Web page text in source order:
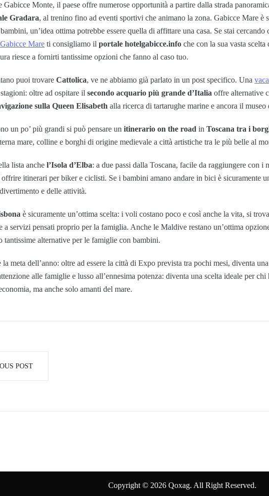
Gabicce Monte, il paese offre numerose opportunità a partire dalla strada
Gradara, al trenino fino ad eventi sportivi che animano la zona. Gabicce Mare è
un’idea ottima potrebbe essere quella di affittare una casa. Se stai cercando
Mare ti consigliamo il portale hotelgabicce.info che con la sua vasta scelta
riesce a fornirti tantissime opzioni che fanno al caso tuo.
puoi trovare Cattolica, ve ne abbiamo già parlato in un post specifico. Una
oltre ad ospitare il secondo acquario più grande d’Italia offre alternative
sulla Queen Elisabeth alla ricerca di tartarughe marine e ancora il museo
un po’ più grandi si può pensare un itinerario on the road in Toscana tra i
mare, colline e borghi di origine medievale a città artistiche tra le più belle al
lista anche l’Isola d’Elba: a due passi dalla Toscana, facile da raggiungere con i
itinerari per biker e ciclisti. Se i bambini amano andare in bici è sicuramente
e delle attività.
è sicuramente un’ottima scelta: i voli costano poco e così anche la vita, si
a servizi pensati proprio per la famiglia. Anche le Maldive restano un’ottima
tantissime alternative per le famiglie con bambini.
la meta dell’anno: oltre ad essere la città di Expo prevista tra pochi mesi, diventa
alle famiglie e lusso all’ennesima potenza: diventa una scelta ideale per
ma anche solo amanti del mare.
POST
Copyright © 2026 Qoxag. All Right Reserved.